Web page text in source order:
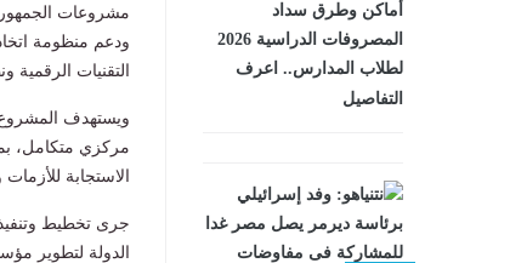
أماكن وطرق سداد
المصروفات الدراسية 2026
لطلاب المدارس.. اعرف
التفاصيل
مشروعات
ودعم منظومة
التقنيات الرقمية
ويستهدف المشروع
مركزي متكامل،
الاستجابة
جرى تخطيط
الدولة لتطوير